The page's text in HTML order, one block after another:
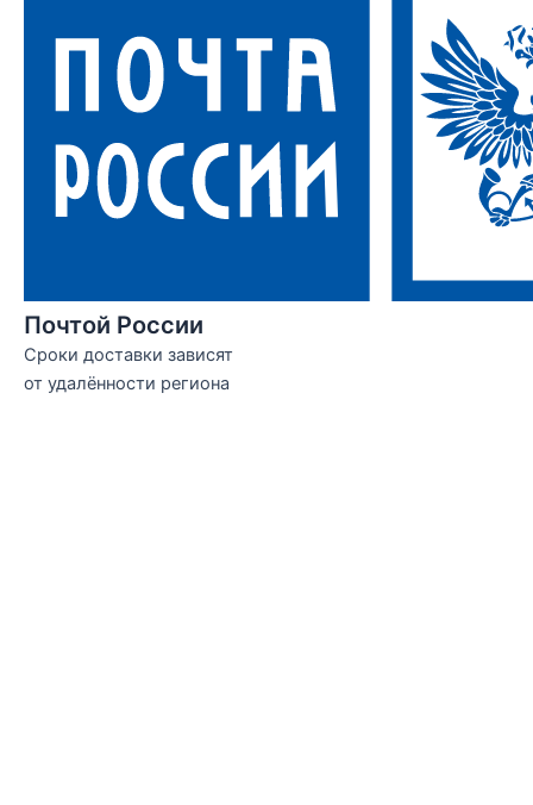
Почтой России
Сроки доставки зависят
от удалённости региона